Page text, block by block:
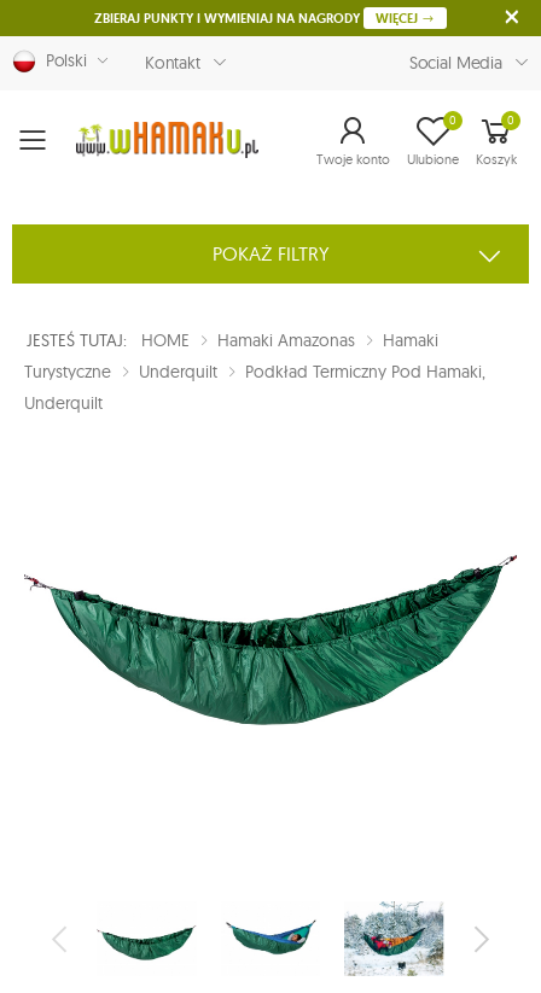
ZBIERAJ PUNKTY I WYMIENIAJ NA NAGRODY WIĘCEJ
Polski Kontakt Social Media
Menu Twoje konto Ulubione
0 0
Koszyk
POKAŻ FILTRY
JESTEŚ TUTAJ: HOME Hamaki Amazonas
Hamaki
Turystyczne
Underquilt
Podkład Termiczny Pod Hamaki,
Underquilt